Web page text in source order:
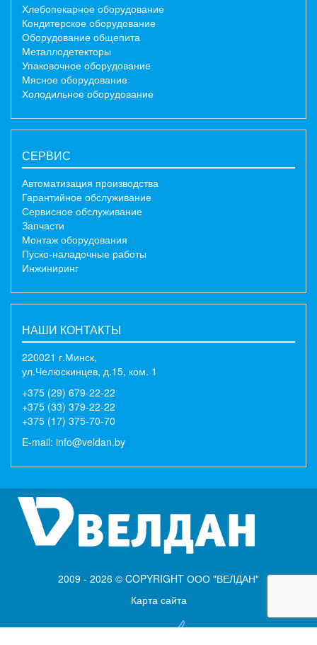
Хлебопекарное оборудование
Кондитерское оборудование
Оборудование общепита
Металлодетекторы
Упаковочное оборудование
Мясное оборудование
Холодильное оборудование
СЕРВИС
Автоматизация производства
Гарантийное обслуживание
Сервисное обслуживание
Запчасти
Монтаж оборудования
Пуско-наладочные работы
Инжиниринг
НАШИ КОНТАКТЫ
220021 г.Минск,
ул.Челюскинцев, д.15, ком. 1
+375 (29) 679-22-22
+375 (33) 379-22-22
+375 (17) 375-70-70
E-mail: info@veldan.by
2009 - 2026 © COPYRIGHT ООО "ВЕЛДАН"
Карта сайта